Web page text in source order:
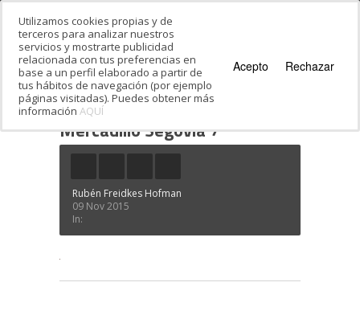
Estás en:
Mercadillo Segovia 7
Rubén Freidkes Hofman
09 Nov 2015
In:
Utilizamos cookies propias y de
terceros para analizar nuestros
servicios y mostrarte publicidad
relacionada con tus preferencias en
base a un perfil elaborado a partir de
tus hábitos de navegación (por ejemplo
páginas visitadas). Puedes obtener más
información AQUÍ
Acepto Rechazar